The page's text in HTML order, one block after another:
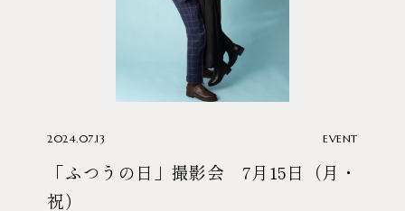
2024.07.13 EVENT
「ふつうの日」撮影会 7月15日（月・
祝）